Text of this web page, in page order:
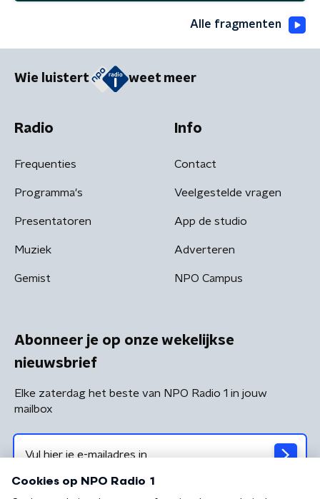
Alle fragmenten
Wie luistert weet meer
Radio
Frequenties
Programma's
Presentatoren
Muziek
Gemist
Info
Contact
Veelgestelde vragen
App de studio
Adverteren
NPO Campus
Abonneer je op onze wekelijkse
nieuwsbrief
Elke zaterdag het beste van NPO Radio 1 in jouw
mailbox